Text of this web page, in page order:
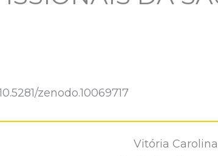
zenodo.10069717
Vitória